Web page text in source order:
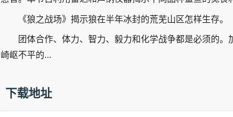
《狼之战场》揭示狼在半年冰封的荒芜山区怎样生存。
团体合作、体力、智力、毅力和化学战争都是必须的。
崎岖不平的...
下载地址